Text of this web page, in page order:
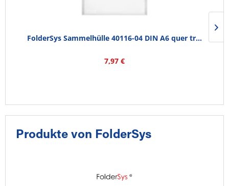
FolderSys Sammelhülle 40116-04 DIN A6 quer tr...
7,97 €
Produkte von FolderSys